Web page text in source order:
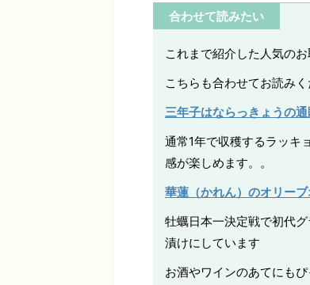
合わせて読みたい
これまで紹介した人気の
こちらも合わせてお読みく
三年子はならっきょうの
通常1年で収穫するラッキ
感が楽しめます。。
華蓮（かれん）のオリー
牡蠣日本一決定戦で初代
漬けにしています
お酒やワインのあてにも